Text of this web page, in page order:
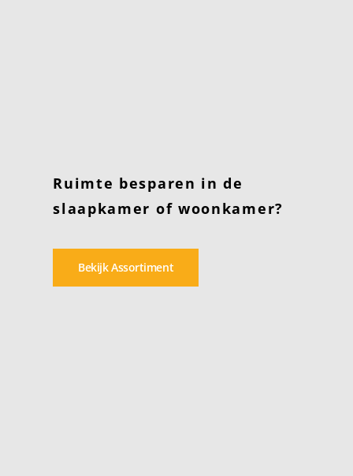
Ruimte besparen in de
slaapkamer of woonkamer?
Bekijk Assortiment